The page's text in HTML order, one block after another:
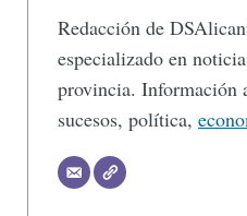
Redacción de
especializado en
provincia. Información
sucesos, política,